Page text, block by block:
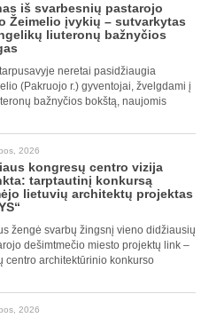
iš svarbesnių pastarojo
Žeimelio įvykių – sutvarkytas
liuteronų bažnyčios
neretai pasidžiaugia
(Pakruojo r.) gyventojai, žvelgdami į
bažnyčios bokštą, naujomis
2026
kongresų centro vizija
tarptautinį konkursą
lietuvių architektų projektas
žengė svarbų žingsnį vieno didžiausių
dešimtmečio miesto projektų link –
centro architektūrinio konkurso
2026